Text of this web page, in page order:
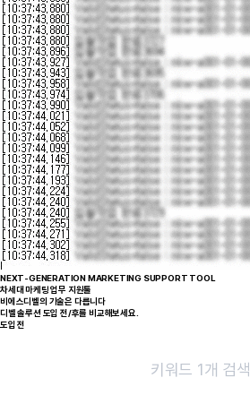
NEXT-GENERATION MARKETING SUPPORT TOOL
차세대 마케팅 업무 지원툴
비에스디벨의 기술은 다릅니다
디벨 솔루션 도입 전/후를 비교해보세요.
도입 전
키워드 1개 검색